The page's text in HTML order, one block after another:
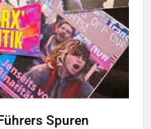
Spuren